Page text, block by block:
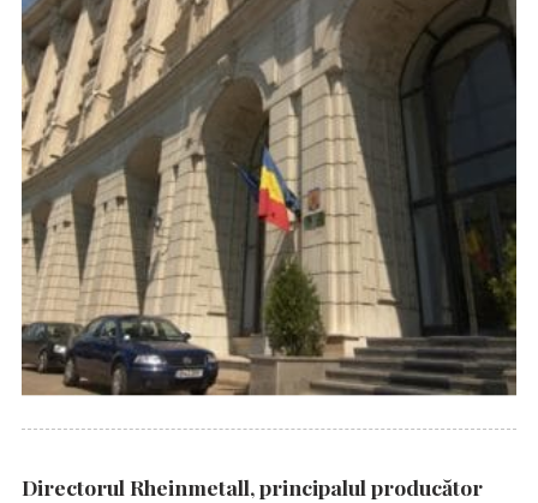
Directorul Rheinmetall, principalul producător